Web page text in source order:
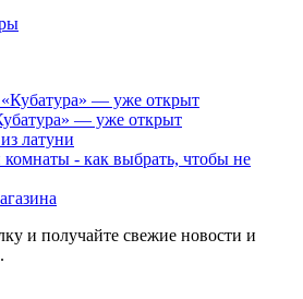
— уже открыт
латуни
- как выбрать, чтобы не
и получайте свежие новости и